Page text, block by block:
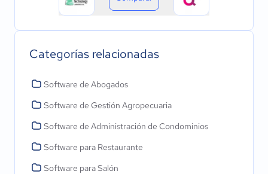
Categorías relacionadas
Software de Abogados
Software de Gestión Agropecuaria
Software de Administración de Condominios
Software para Restaurante
Software para Salón